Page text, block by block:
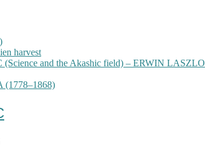
harvest
and the Akashic field) – ERWIN LASZLO